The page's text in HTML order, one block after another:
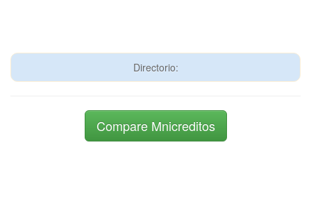
Directorio:
Compare Mnicreditos